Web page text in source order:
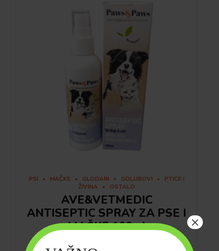
PSI MAČKE GLODARI GOLUBOVI
PTICE I
ŽIVINA
OSTALO
AVE&VETMEDIC
ANTISEPTIC SPRAY ZA PSE I
MAČKE 100ml
×